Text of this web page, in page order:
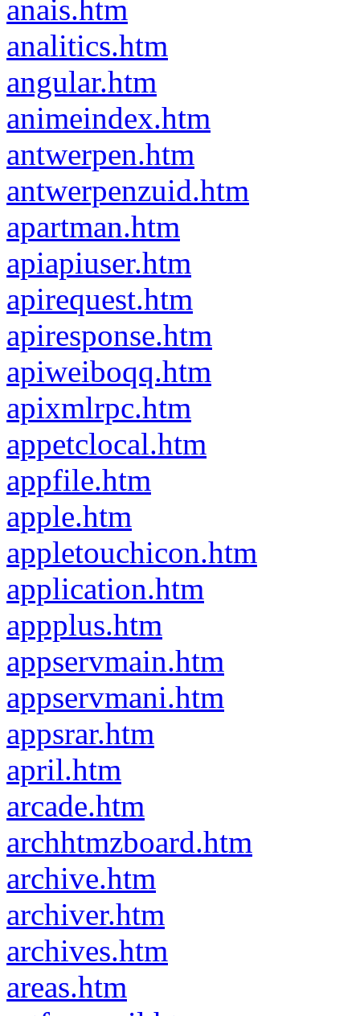
anais.htm
analitics.htm
angular.htm
animeindex.htm
antwerpen.htm
antwerpenzuid.htm
apartman.htm
apiapiuser.htm
apirequest.htm
apiresponse.htm
apiweiboqq.htm
apixmlrpc.htm
appetclocal.htm
appfile.htm
apple.htm
appletouchicon.htm
application.htm
appplus.htm
appservmain.htm
appservmani.htm
appsrar.htm
april.htm
arcade.htm
archhtmzboard.htm
archive.htm
archiver.htm
archives.htm
areas.htm